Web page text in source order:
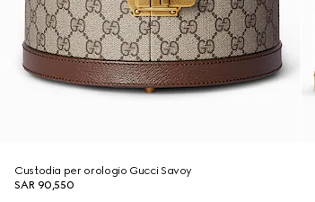
Custodia per orologio Gucci Savoy
SAR 90,550